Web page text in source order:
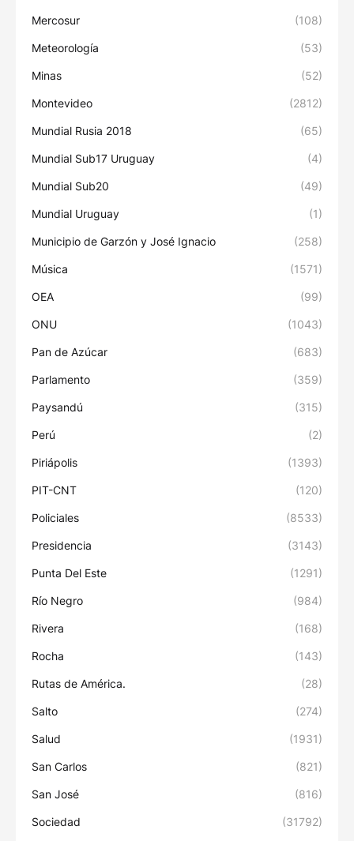
Mercosur (108)
Meteorología (53)
Minas (52)
Montevideo (2812)
Mundial Rusia 2018 (65)
Mundial Sub17 Uruguay (4)
Mundial Sub20 (49)
Mundial Uruguay (1)
Municipio de Garzón y José Ignacio (258)
Música (1571)
OEA (99)
ONU (1043)
Pan de Azúcar (683)
Parlamento (359)
Paysandú (315)
Perú (2)
Piriápolis (1393)
PIT-CNT (120)
Policiales (8533)
Presidencia (3143)
Punta Del Este (1291)
Río Negro (984)
Rivera (168)
Rocha (143)
Rutas de América. (28)
Salto (274)
Salud (1931)
San Carlos (821)
San José (816)
Sociedad (31792)